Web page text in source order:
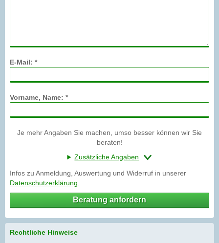
E-Mail: *
Vorname, Name: *
Je mehr Angaben Sie machen, umso besser können wir Sie
beraten!
Zusätzliche Angaben
Infos zu Anmeldung, Auswertung und Widerruf in unserer
Datenschutzerklärung
Beratung anfordern
Rechtliche Hinweise